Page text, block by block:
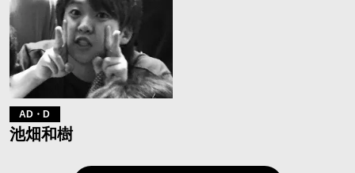
AD・D
池畑和樹